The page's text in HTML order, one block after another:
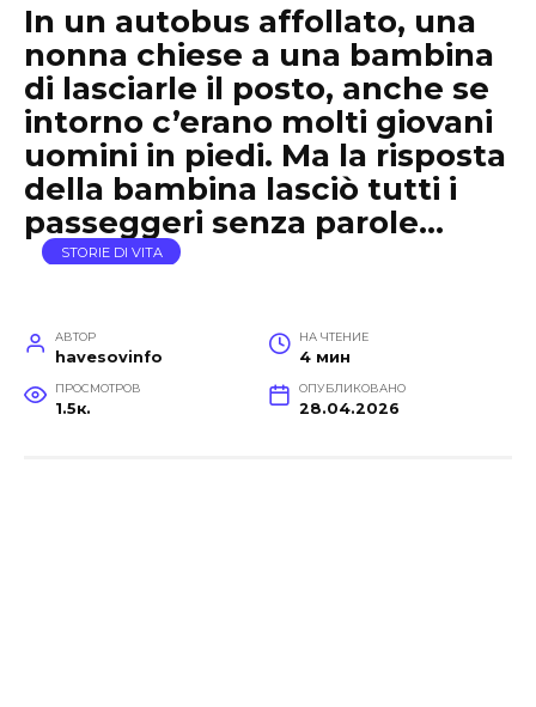
In un autobus affollato, una
nonna chiese a una bambina
di lasciarle il posto, anche se
intorno c’erano molti giovani
uomini in piedi. Ma la risposta
della bambina lasciò tutti i
passeggeri senza parole…
STORIE DI VITA
АВТОР
havesovinfo
НА ЧТЕНИЕ
4 мин
ПРОСМОТРОВ
1.5к.
ОПУБЛИКОВАНО
28.04.2026